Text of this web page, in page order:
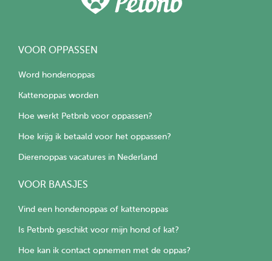
VOOR OPPASSEN
Word hondenoppas
Kattenoppas worden
Hoe werkt Petbnb voor oppassen?
Hoe krijg ik betaald voor het oppassen?
Dierenoppas vacatures in Nederland
VOOR BAASJES
Vind een hondenoppas of kattenoppas
Is Petbnb geschikt voor mijn hond of kat?
Hoe kan ik contact opnemen met de oppas?